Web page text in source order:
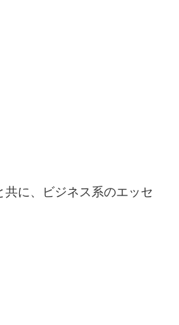
に、ビジネス系のエッセ